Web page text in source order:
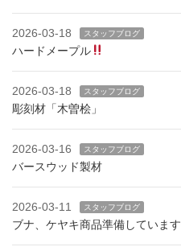
2026-03-18 スタッフブログ
ハードメープル
2026-03-18 スタッフブログ
彫刻材「木曽桧」
2026-03-16 スタッフブログ
バースウッド製材
2026-03-11 スタッフブログ
ブナ、ケヤキ商品準備しています